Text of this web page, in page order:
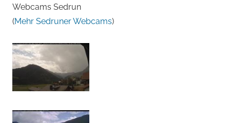
Webcams Sedrun
(Mehr Sedruner Webcams)